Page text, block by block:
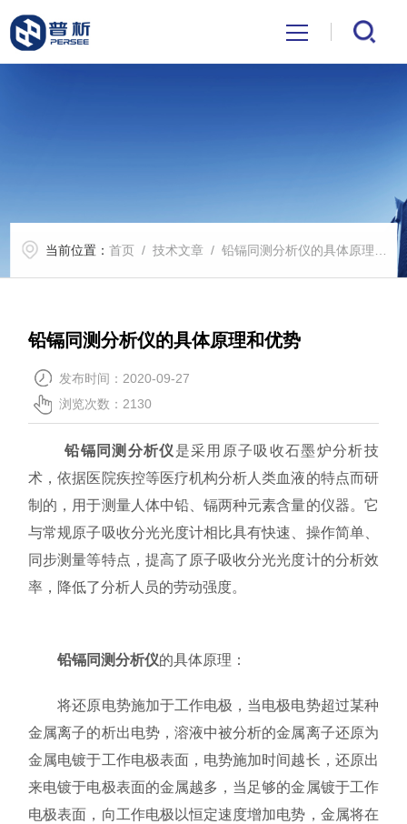
公司新闻
联系我们
当前位置：首页 /技术文章 / 铅镉同测分析仪的具体原理和优势
铅镉同测分析仪的具体原理和优势
发布时间：2020-09-27
浏览次数：2130
铅镉同测分析仪 是采用原子吸收石墨炉分析技
术，依据医院疾控等医疗机构分析人类血液的特点而研
制的，用于测量人体中铅、镉两种元素含量的仪器。它
与常规原子吸收分光光度计相比具有快速、操作简单、
同步测量等特点，提高了原子吸收分光光度计的分析效
率，降低了分析人员的劳动强度。
铅镉同测分析仪的具体原理：
将还原电势施加于工作电极，当电极电势超过某种
金属离子的析出电势，溶液中被分析的金属离子还原为
金属电镀于工作电极表面，电势施加时间越长，还原出
来电镀于电极表面的金属越多，当足够的金属镀于工作
电极表面，向工作电极以恒定速度增加电势，金属将在